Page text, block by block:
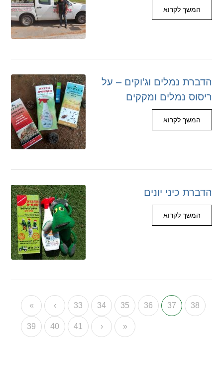
המשך לקרוא
הדברת נמלים וג’וקים – על
ריסוס נמלים ומקקים
המשך לקרוא
הדברת כיני יונים
המשך לקרוא
« ‹ 33 34 35 36 37 38
39 40 41 › »